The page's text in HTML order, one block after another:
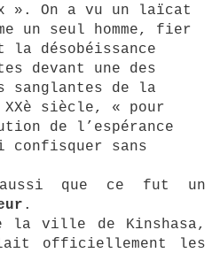
». On a vu un laïcat
un seul homme, fier
désobéissance
devant une des
sanglantes de la
XXè siècle, « pour
de l’espérance
confisquer sans
que ce fut un
.
la ville de Kinshasa,
officiellement les